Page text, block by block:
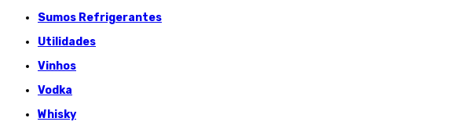
Sumos Refrigerantes
Utilidades
Vinhos
Vodka
Whisky